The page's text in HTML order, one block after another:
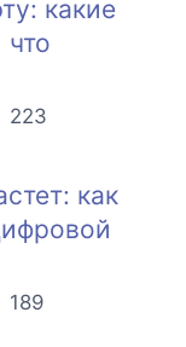
какие
223
как
189